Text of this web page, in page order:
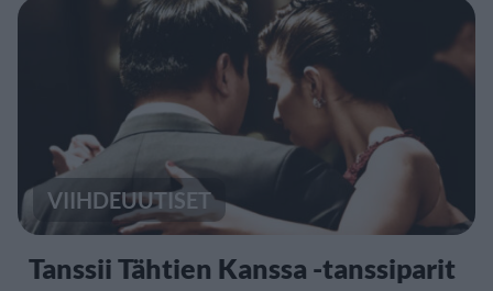
VIIHDEUUTISET
Tanssii Tähtien Kanssa -tanssiparit